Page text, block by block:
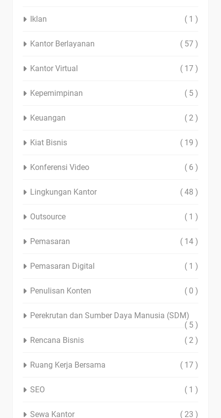
Iklan ( 1 )
Kantor Berlayanan ( 57 )
Kantor Virtual ( 17 )
Kepemimpinan ( 5 )
Keuangan ( 2 )
Kiat Bisnis ( 19 )
Konferensi Video ( 6 )
Lingkungan Kantor ( 48 )
Outsource ( 1 )
Pemasaran ( 14 )
Pemasaran Digital ( 1 )
Penulisan Konten ( 0 )
Perekrutan dan Sumber Daya Manusia (SDM)
( 5 )
Rencana Bisnis
( 2 )
Ruang Kerja Bersama ( 17 )
SEO ( 1 )
Sewa Kantor ( 23 )